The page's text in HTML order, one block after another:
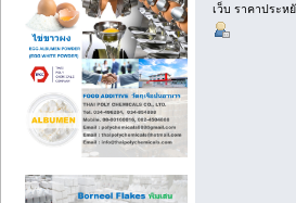
เว็บ ราคาประห